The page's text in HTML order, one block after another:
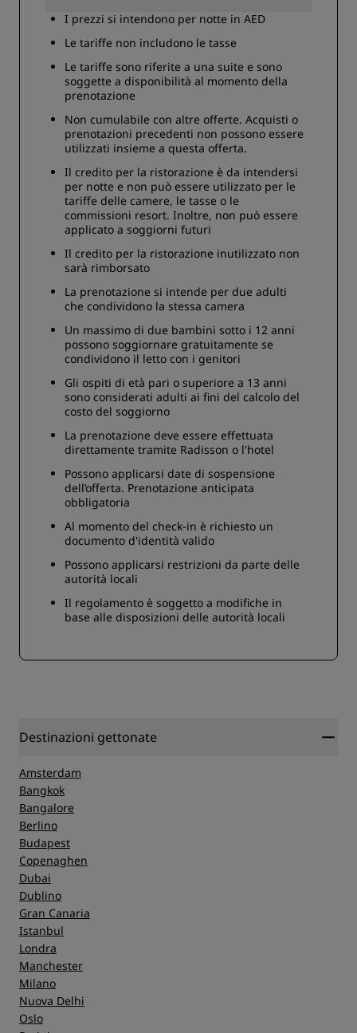
I prezzi si intendono per notte in AED
Le tariffe non includono le tasse
Le tariffe sono riferite a una suite e sono
soggette a disponibilità al momento della
prenotazione
Non cumulabile con altre offerte. Acquisti o
prenotazioni precedenti non possono essere
utilizzati insieme a questa offerta.
Il credito per la ristorazione è da intendersi
per notte e non può essere utilizzato per le
tariffe delle camere, le tasse o le
commissioni resort. Inoltre, non può essere
applicato a soggiorni futuri
Il credito per la ristorazione inutilizzato non
sarà rimborsato
La prenotazione si intende per due adulti
che condividono la stessa camera
Un massimo di due bambini sotto i 12 anni
possono soggiornare gratuitamente se
condividono il letto con i genitori
Gli ospiti di età pari o superiore a 13 anni
sono considerati adulti ai fini del calcolo del
costo del soggiorno
La prenotazione deve essere effettuata
direttamente tramite Radisson o l'hotel
Possono applicarsi date di sospensione
dell’offerta. Prenotazione anticipata
obbligatoria
Al momento del check-in è richiesto un
documento d'identità valido
Possono applicarsi restrizioni da parte delle
autorità locali
Il regolamento è soggetto a modifiche in
base alle disposizioni delle autorità locali
Destinazioni gettonate
Amsterdam
Bangkok
Bangalore
Berlino
Budapest
Copenaghen
Dubai
Dublino
Gran Canaria
Istanbul
Londra
Manchester
Milano
Nuova Delhi
Oslo